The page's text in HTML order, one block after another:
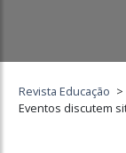
Revista Educação >
Eventos discutem